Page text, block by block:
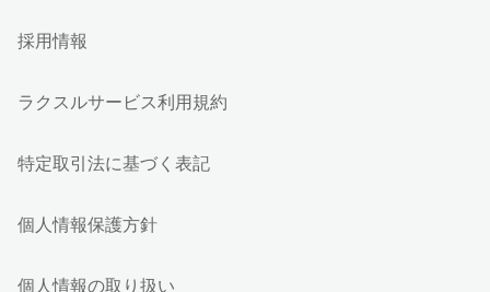
採用情報
ラクスルサービス利用規約
特定取引法に基づく表記
個人情報保護方針
個人情報の取り扱い